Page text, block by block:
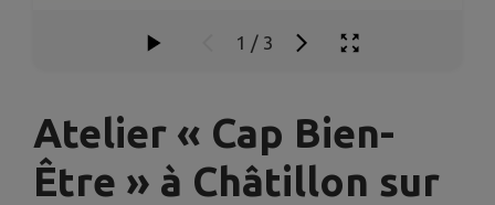
1 / 3
Atelier « Cap Bien-
Être » à Châtillon sur